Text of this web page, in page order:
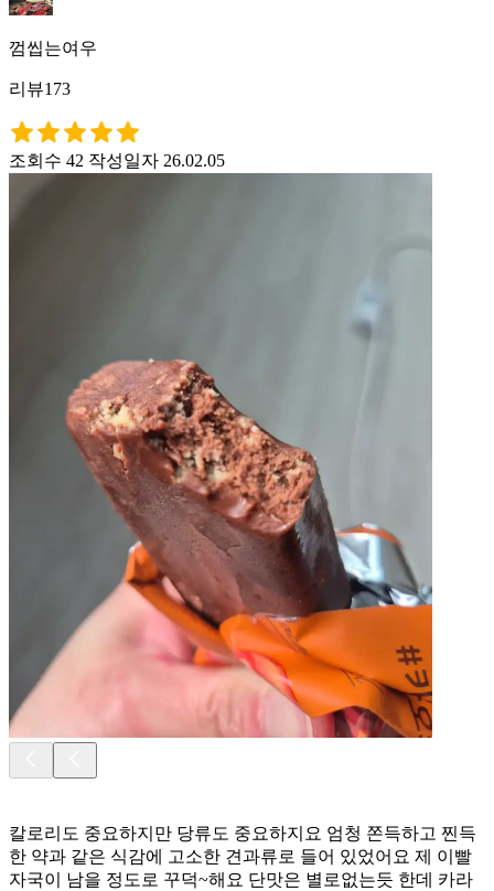
껌씹는여우
리뷰173
조회수 42 작성일자 26.02.05
칼로리도 중요하지만 당류도 중요하지요 엄청 쫀득하고 찐득
한 약과 같은 식감에 고소한 견과류로 들어 있었어요 제 이빨
자국이 남을 정도로 꾸덕~해요 단맛은 별로없는듯 한데 카라